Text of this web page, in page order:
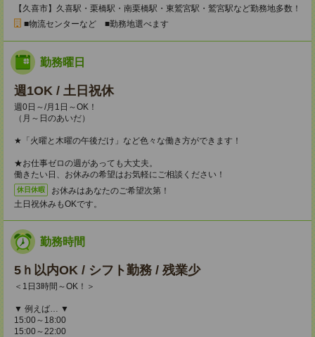
【久喜市】久喜駅・栗橋駅・南栗橋駅・東鷲宮駅・鷲宮駅など勤務地多数！
■物流センターなど ■勤務地選べます
勤務曜日
週1OK / 土日祝休
週0日～/月1日～OK！
（月～日のあいだ）
★「火曜と木曜の午後だけ」など色々な働き方ができます！
★お仕事ゼロの週があっても大丈夫。
働きたい日、お休みの希望はお気軽にご相談ください！
休日休暇
お休みはあなたのご希望次第！
土日祝休みもOKです。
勤務時間
5ｈ以内OK / シフト勤務 / 残業少
＜1日3時間～OK！＞
▼ 例えば… ▼
15:00～18:00
15:00～22:00